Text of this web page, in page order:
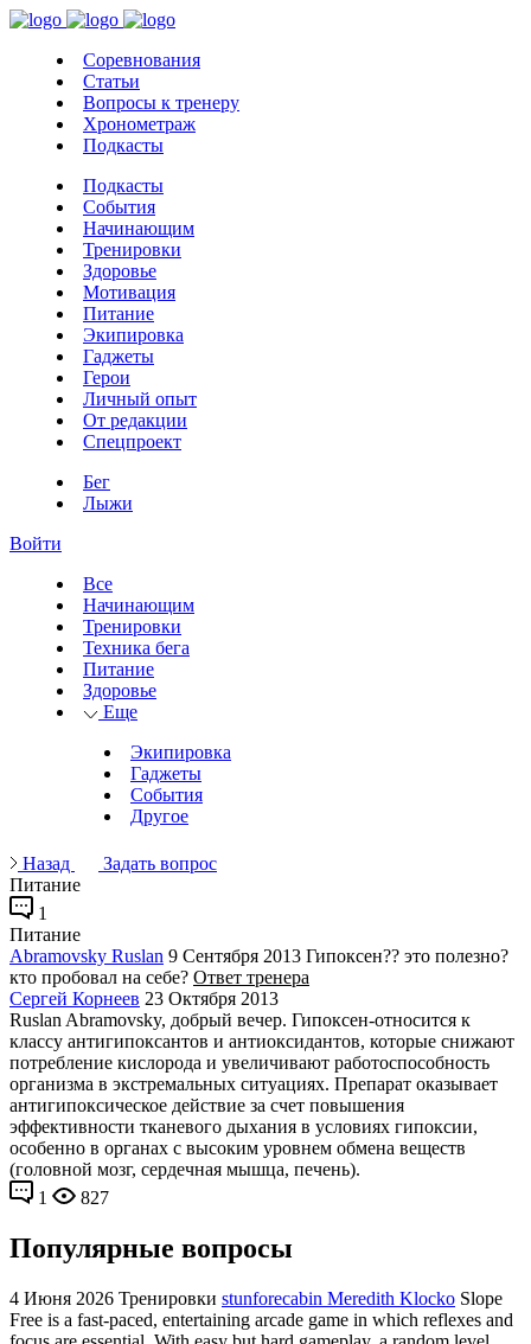
Соревнования
Статьи
Вопросы к тренеру
Хронометраж
Подкасты
Подкасты
События
Начинающим
Тренировки
Здоровье
Мотивация
Питание
Экипировка
Гаджеты
Герои
Личный опыт
От редакции
Спецпроект
Бег
Лыжи
Войти
Все
Начинающим
Тренировки
Техника бега
Питание
Здоровье
Еще
Экипировка
Гаджеты
События
Другое
Назад
Задать вопрос
Питание
1
Питание
Abramovsky Ruslan 9 Сентября 2013 Гипоксен?? это полезно?
кто пробовал на себе? Ответ тренера
Сергей Корнеев 23 Октября 2013
Ruslan Abramovsky, добрый вечер. Гипоксен-относится к
классу антигипоксантов и антиоксидантов, которые снижают
потребление кислорода и увеличивают работоспособность
организма в экстремальных ситуациях. Препарат оказывает
антигипоксическое действие за счет повышения
эффективности тканевого дыхания в условиях гипоксии,
особенно в органах с высоким уровнем обмена веществ
(головной мозг, сердечная мышца, печень).
1
827
Популярные вопросы
4 Июня 2026 Тренировки stunforecabin Meredith Klocko Slope
Free is a fast-paced, entertaining arcade game in which reflexes and